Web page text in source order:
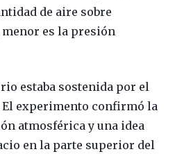
de aire sobre
es la presión
estaba sostenida por el
El experimento confirmó la
atmosférica y una idea
en la parte superior del